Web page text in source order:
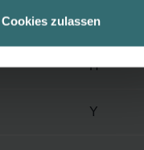
Informationen
über einen Link in der
Cookies zulassen
53 mm
H
Y